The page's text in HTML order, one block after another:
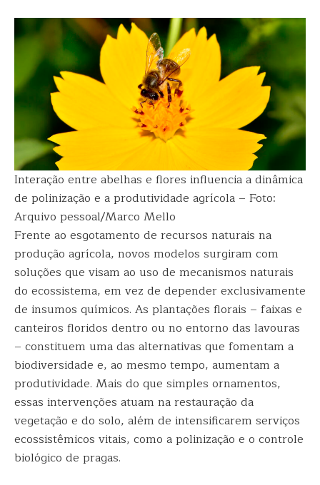
Interação entre abelhas e flores influencia a dinâmica
de polinização e a produtividade agrícola – Foto:
Arquivo pessoal/Marco Mello
Frente ao esgotamento de recursos naturais na
produção agrícola, novos modelos surgiram com
soluções que visam ao uso de mecanismos naturais
do ecossistema, em vez de depender exclusivamente
de insumos químicos. As plantações florais – faixas e
canteiros floridos dentro ou no entorno das lavouras
– constituem uma das alternativas que fomentam a
biodiversidade e, ao mesmo tempo, aumentam a
produtividade. Mais do que simples ornamentos,
essas intervenções atuam na restauração da
vegetação e do solo, além de intensificarem serviços
ecossistêmicos vitais, como a polinização e o controle
biológico de pragas.